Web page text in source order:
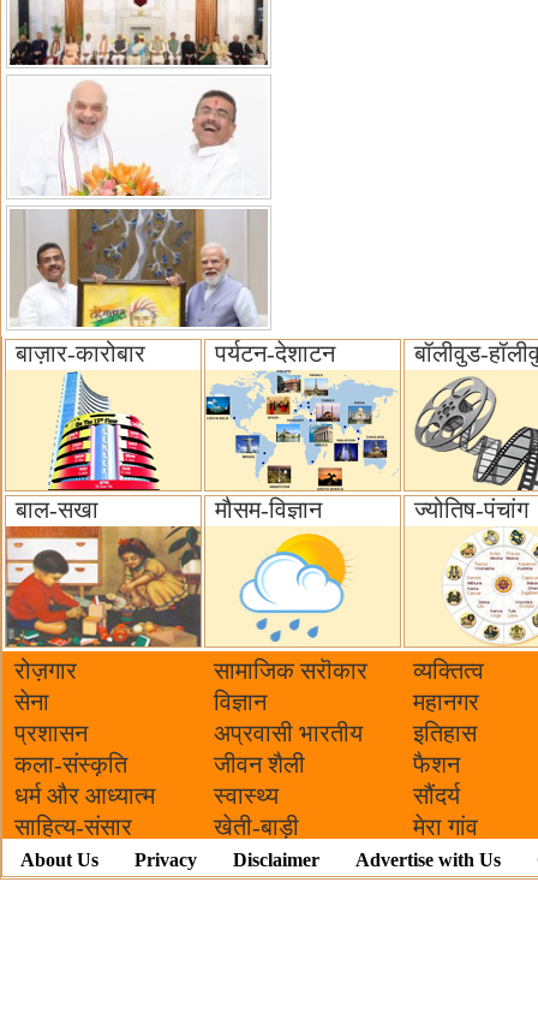
बाज़ार-कारोबार पर्यटन-देशाटन बॉलीवुड-
बाल-सखा मौसम-विज्ञान ज्योतिष-पंचांग
रोज़गार सामाजिक सरॊकार‌
व्यक्तित्व
सेना
विज्ञान
महानगर
प्रशासन
अप्रवासी भारतीय
इतिहास
कला-संस्कृति
जीवन शैली
फैशन
धर्म और आध्यात्म
स्वास्थ्य
सौंदर्य
साहित्य-संसार
खेती-बाड़ी मेरा गांव
About Us Privacy Disclaimer Advertise with Us